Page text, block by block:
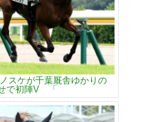
スケが千葉厩舎ゆかりの
で初陣V 「